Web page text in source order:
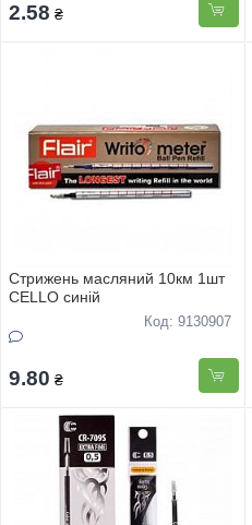
2.58 ₴
Стрижень масляний 10км 1шт
СELLO синій
Код: 9130907
9.80 ₴